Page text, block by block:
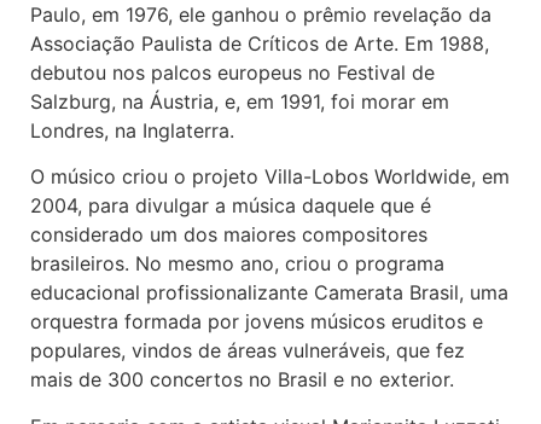
Paulo, em 1976, ele ganhou o prêmio revelação da
Associação Paulista de Críticos de Arte. Em 1988,
debutou nos palcos europeus no Festival de
Salzburg, na Áustria, e, em 1991, foi morar em
Londres, na Inglaterra.
O músico criou o projeto Villa-Lobos Worldwide, em
2004, para divulgar a música daquele que é
considerado um dos maiores compositores
brasileiros. No mesmo ano, criou o programa
educacional profissionalizante Camerata Brasil, uma
orquestra formada por jovens músicos eruditos e
populares, vindos de áreas vulneráveis, que fez
mais de 300 concertos no Brasil e no exterior.